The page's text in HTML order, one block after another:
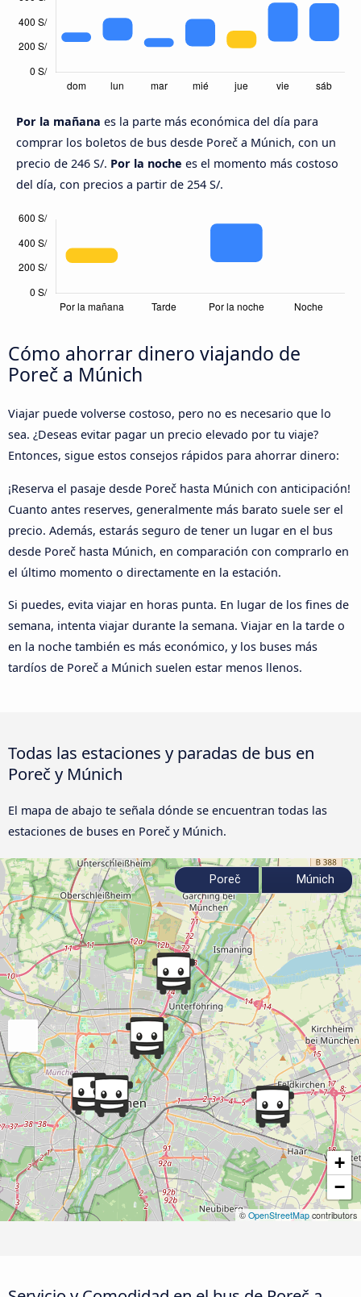
Por la mañana es la parte más económica del día para
comprar los boletos de bus desde Poreč a Múnich, con un
precio de 246 S/. Por la noche es el momento más costoso
del día, con precios a partir de 254 S/.
Cómo ahorrar dinero viajando de
Poreč a Múnich
Viajar puede volverse costoso, pero no es necesario que lo
sea. ¿Deseas evitar pagar un precio elevado por tu viaje?
Entonces, sigue estos consejos rápidos para ahorrar dinero:
¡Reserva el pasaje desde Poreč hasta Múnich con anticipación!
Cuanto antes reserves, generalmente más barato suele ser el
precio. Además, estarás seguro de tener un lugar en el bus
desde Poreč hasta Múnich, en comparación con comprarlo en
el último momento o directamente en la estación.
Si puedes, evita viajar en horas punta. En lugar de los fines de
semana, intenta viajar durante la semana. Viajar en la tarde o
en la noche también es más económico, y los buses más
tardíos de Poreč a Múnich suelen estar menos llenos.
Todas las estaciones y paradas de bus en
Poreč y Múnich
El mapa de abajo te señala dónde se encuentran todas las
estaciones de buses en Poreč y Múnich.
+
−
© OpenStreetMap contributors
Poreč Múnich